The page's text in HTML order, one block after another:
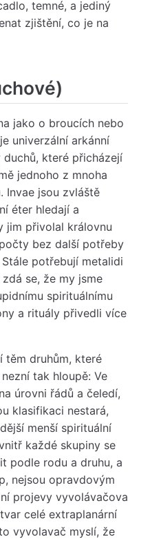
temné, a jediný
zjištění, co je na
jako o broucích nebo
univerzální arkánní
které přicházejí
jednoho z mnoha
Invae jsou zvláště
éter hledají a
jim přivolal královnu
bez další potřeby
potřebují metalidi
se, že my jsme
spirituálnímu
a rituály přivedli více
těm druhům, které
tak hloupě: Ve
úrovni řádů a čeledí,
klasifikaci nestará,
menší spirituální
každé skupiny se
podle rodu a druhu, a
nejsou opravdovým
projevy vyvolávačova
celé extraplanární
vyvolavač myslí, že